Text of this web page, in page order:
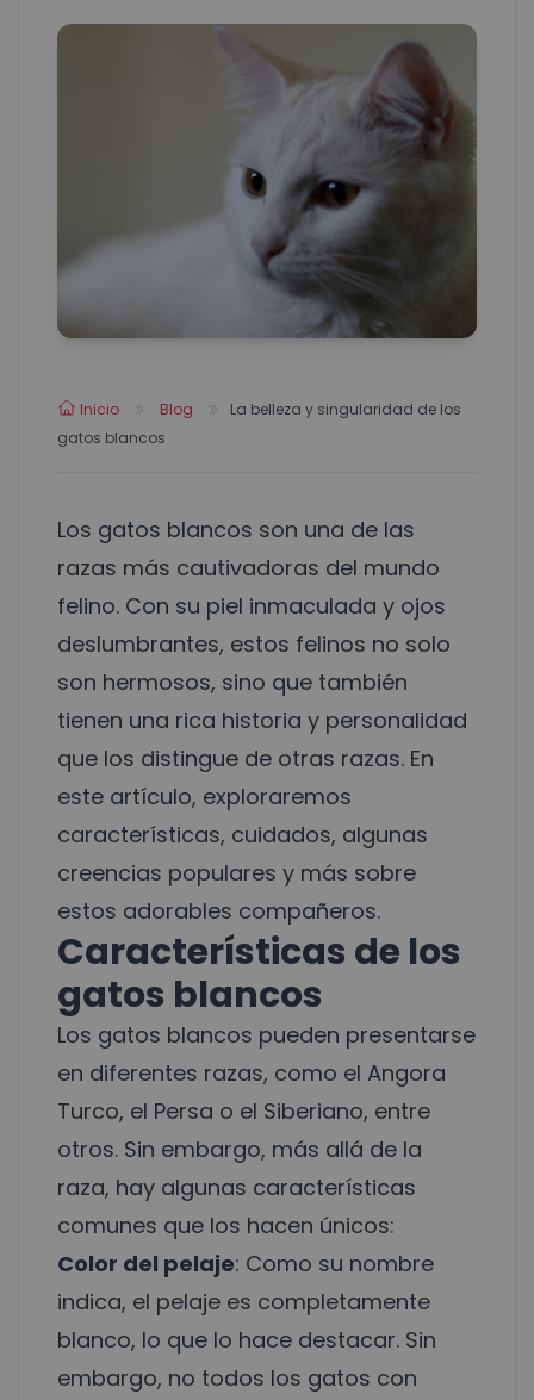
Inicio Blog
La belleza y singularidad de los
gatos blancos
Los gatos blancos son una de las
razas más cautivadoras del mundo
felino. Con su piel inmaculada y ojos
deslumbrantes, estos felinos no solo
son hermosos, sino que también
tienen una rica historia y personalidad
que los distingue de otras razas. En
este artículo, exploraremos
características, cuidados, algunas
creencias populares y más sobre
estos adorables compañeros.
Características de los
gatos blancos
Los gatos blancos pueden presentarse
en diferentes razas, como el Angora
Turco, el Persa o el Siberiano, entre
otros. Sin embargo, más allá de la
raza, hay algunas características
comunes que los hacen únicos:
Color del pelaje: Como su nombre
indica, el pelaje es completamente
blanco, lo que lo hace destacar. Sin
embargo, no todos los gatos con